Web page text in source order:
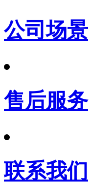
公司场景
售后服务
联系我们